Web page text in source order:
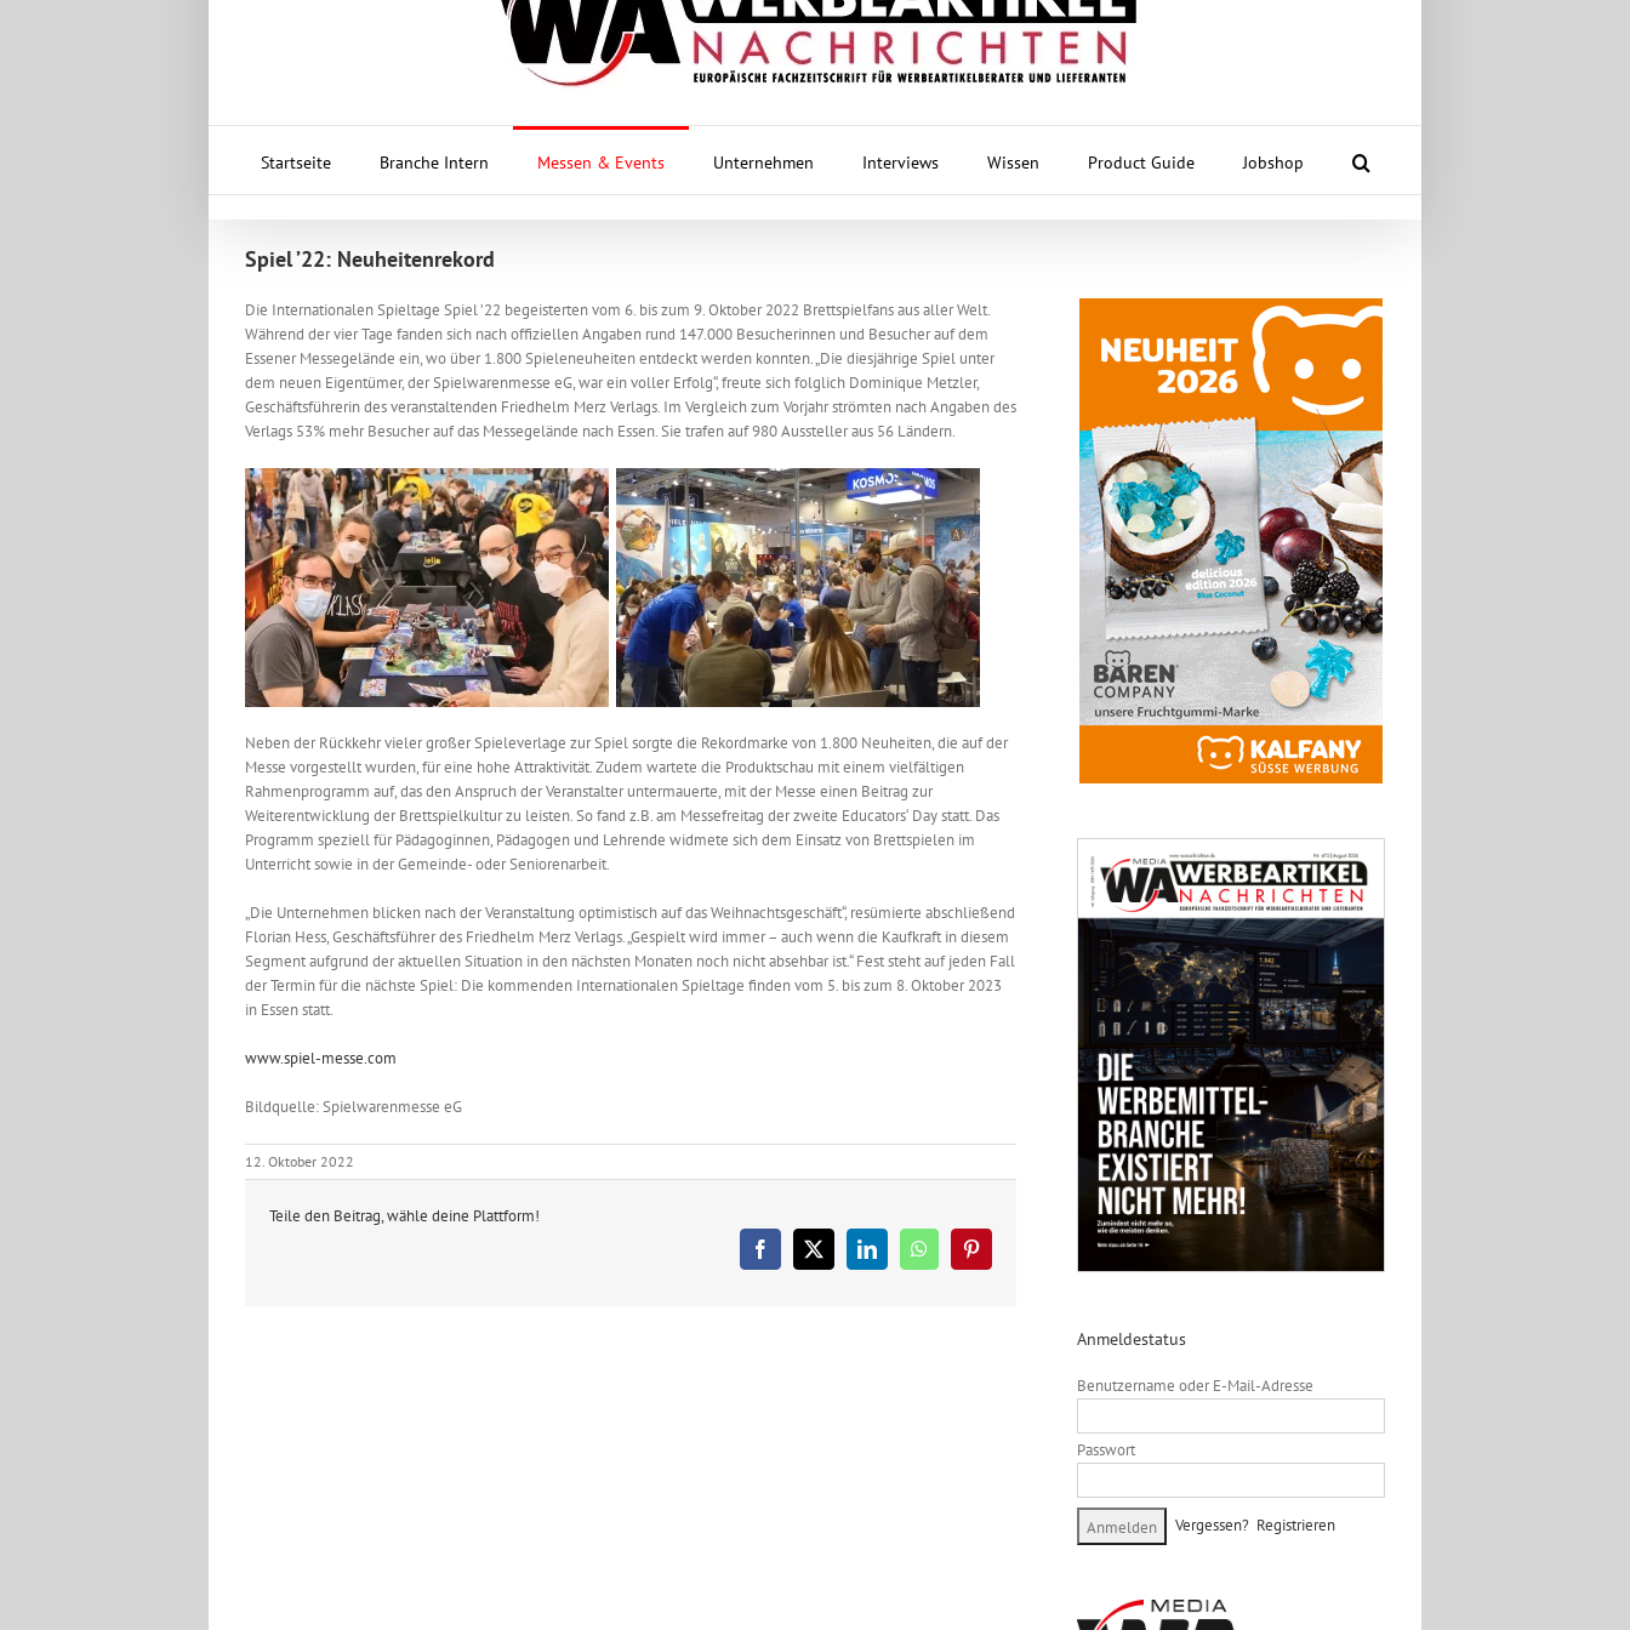
Startseite Branche Intern Messen & Events Unternehmen Interviews Wissen Product Guide Jobshop
Spiel ’22: Neuheitenrekord
Die Internationalen Spieltage Spiel ’22 begeisterten vom 6. bis zum 9. Oktober 2022 Brettspielfans aus aller Welt.
Während der vier Tage fanden sich nach offiziellen Angaben rund 147.000 Besucherinnen und Besucher auf dem
Essener Messegelände ein, wo über 1.800 Spieleneuheiten entdeckt werden konnten. „Die diesjährige Spiel unter
dem neuen Eigentümer, der Spielwarenmesse eG, war ein voller Erfolg“, freute sich folglich Dominique Metzler,
Geschäftsführerin des veranstaltenden Friedhelm Merz Verlags. Im Vergleich zum Vorjahr strömten nach Angaben des
Verlags 53% mehr Besucher auf das Messegelände nach Essen. Sie trafen auf 980 Aussteller aus 56 Ländern.
Neben der Rückkehr vieler großer Spieleverlage zur Spiel sorgte die Rekordmarke von 1.800 Neuheiten, die auf der
Messe vorgestellt wurden, für eine hohe Attraktivität. Zudem wartete die Produktschau mit einem vielfältigen
Rahmenprogramm auf, das den Anspruch der Veranstalter untermauerte, mit der Messe einen Beitrag zur
Weiterentwicklung der Brettspielkultur zu leisten. So fand z.B. am Messefreitag der zweite Educators‘ Day statt. Das
Programm speziell für Pädagoginnen, Pädagogen und Lehrende widmete sich dem Einsatz von Brettspielen im
Unterricht sowie in der Gemeinde- oder Seniorenarbeit.
„Die Unternehmen blicken nach der Veranstaltung optimistisch auf das Weihnachtsgeschäft“, resümierte abschließend
Florian Hess, Geschäftsführer des Friedhelm Merz Verlags. „Gespielt wird immer – auch wenn die Kaufkraft in diesem
Segment aufgrund der aktuellen Situation in den nächsten Monaten noch nicht absehbar ist.“ Fest steht auf jeden Fall
der Termin für die nächste Spiel: Die kommenden Internationalen Spieltage finden vom 5. bis zum 8. Oktober 2023
in Essen statt.
www.spiel-messe.com
Bildquelle: Spielwarenmesse eG
12. Oktober 2022
Teile den Beitrag, wähle deine Plattform!
Facebook
X LinkedInWhatsAppPinterest
Anmeldestatus
Benutzername oder E-Mail-Adresse
Passwort
Vergessen? Registrieren